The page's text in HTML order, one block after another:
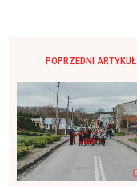
POPRZEDNI ARTYKUŁ